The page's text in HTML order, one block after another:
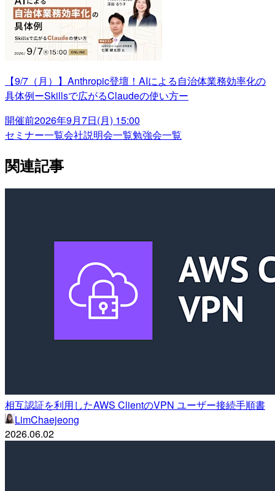
【9/7（月）】Anthropic登壇！AIによる自治体業務効率化の
具体例ーSkillsで広がるClaudeの使い方ー
開催前2026年9月7日(月) 15:00
セミナー一覧会社説明会一覧勉強会一覧
関連記事
相互認証を利用したAWS ClientのVPN ユーザー接続手順書
LimChaejeong
2026.06.02